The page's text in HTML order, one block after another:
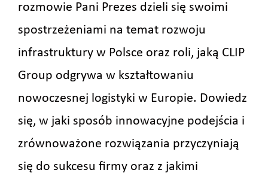
rozmowie Pani Prezes dzieli się swoimi
spostrzeżeniami na temat rozwoju
infrastruktury w Polsce oraz roli, jaką CLIP
Group odgrywa w kształtowaniu
nowoczesnej logistyki w Europie. Dowiedz
się, w jaki sposób innowacyjne podejścia i
zrównoważone rozwiązania przyczyniają
się do sukcesu firmy oraz z jakimi